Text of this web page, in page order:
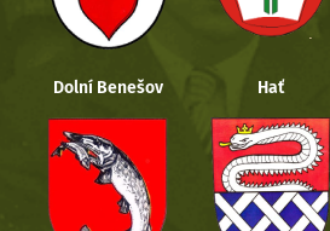
Dolní Benešov Hať